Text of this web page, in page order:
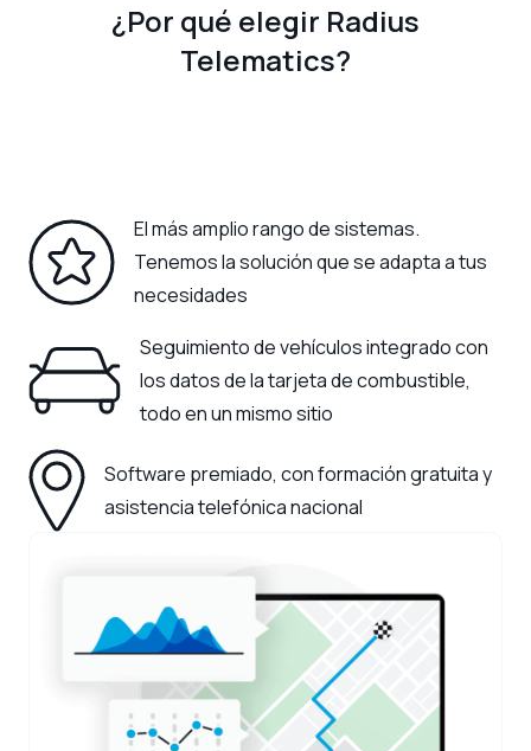
¿Por qué elegir Radius
Telematics?
El más amplio rango de sistemas.
Tenemos la solución que se adapta a tus
necesidades
Seguimiento de vehículos integrado con
los datos de la tarjeta de combustible,
todo en un mismo sitio
Software premiado, con formación gratuita y
asistencia telefónica nacional